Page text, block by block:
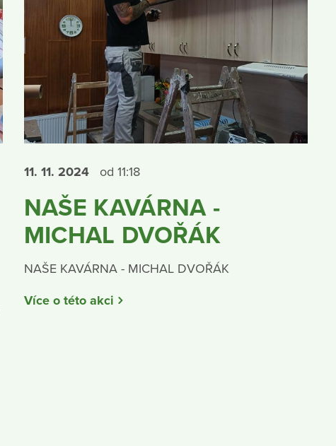
11. 11. 2024 od 11:18
NAŠE KAVÁRNA -
MICHAL DVOŘÁK
NAŠE KAVÁRNA - MICHAL DVOŘÁK
Více o této akci